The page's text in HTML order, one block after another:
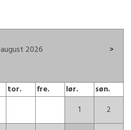
august 2026 >
tor. fre. lør.
søn.
1
2